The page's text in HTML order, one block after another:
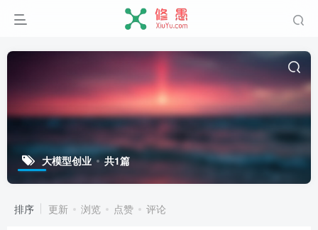
大模型创业 共1篇
排序 更新 浏览 点赞 评论